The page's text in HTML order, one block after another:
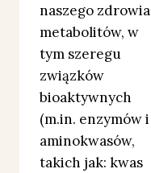
naszego zdrowia
metabolitów, w
tym szeregu
związków
bioaktywnych
(m.in. enzymów i
aminokwasów,
takich jak: kwas